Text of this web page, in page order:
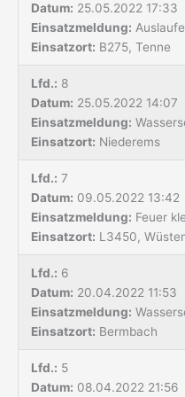
Datum: 25.05.2022 17:33
Einsatzmeldung:
Einsatzort: B275, Tenne
Lfd.: 8
Datum: 25.05.2022 14:07
Einsatzmeldung:
Einsatzort: Niederems
Lfd.: 7
Datum: 09.05.2022 13:42
Einsatzmeldung: Feuer
Einsatzort: L3450,
Lfd.: 6
Datum: 20.04.2022 11:53
Einsatzmeldung:
Einsatzort: Bermbach
Lfd.: 5
Datum: 08.04.2022 21:56